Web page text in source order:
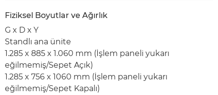
Fiziksel Boyutlar ve Ağırlık
G x D x Y
Standlı ana ünite
1.285 x 885 x 1.060 mm (İşlem paneli yukarı
eğilmemiş/Sepet Açık)
1.285 x 756 x 1060 mm (İşlem paneli yukarı
eğilmemiş/Sepet Kapalı)